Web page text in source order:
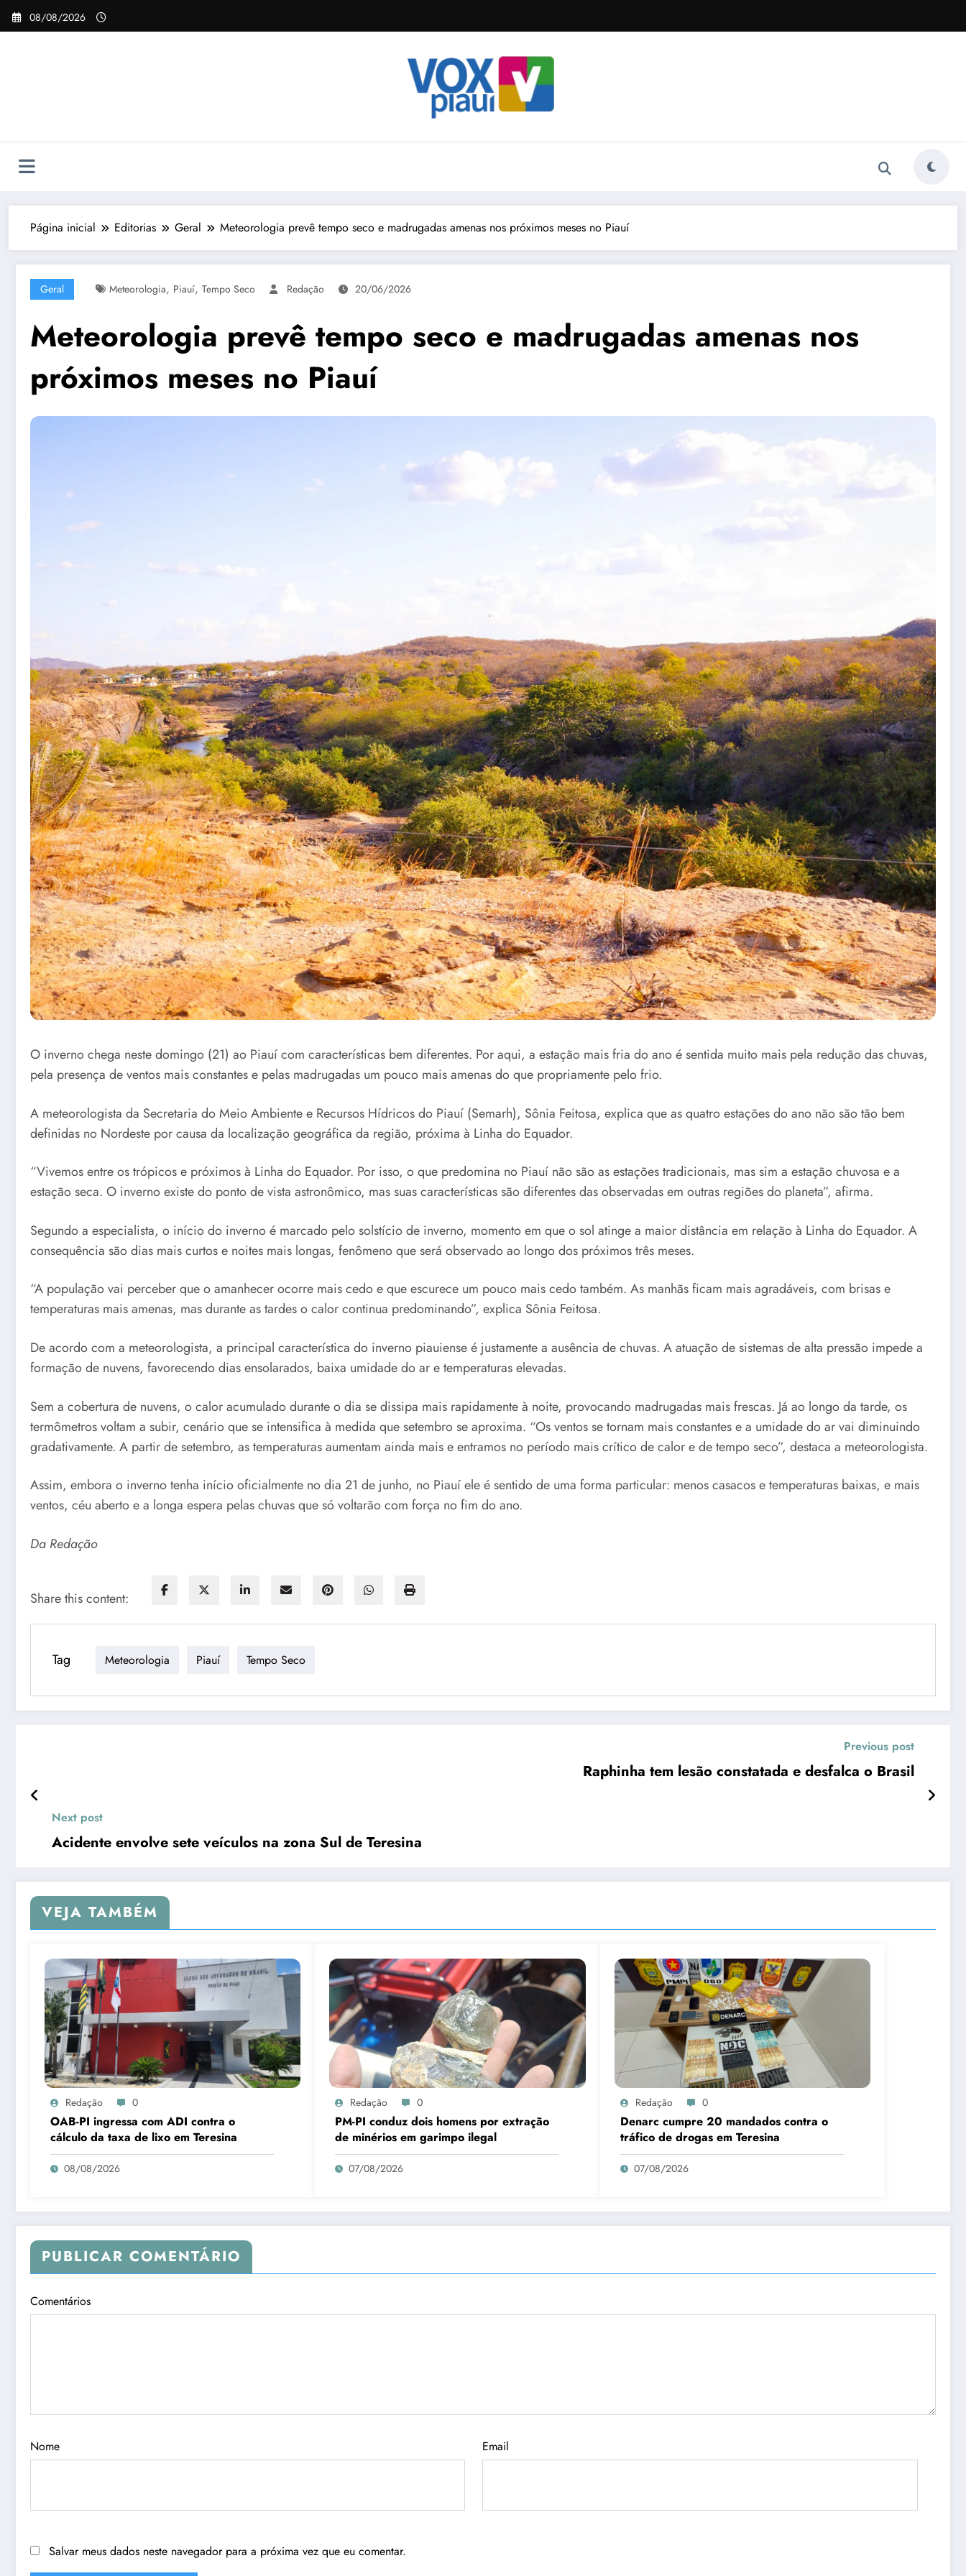
Pular
para
08/08/2026
Página inicial Editorias Geral Meteorologia prevê tempo seco e madrugadas amenas nos próximos meses no Piauí
Geral Meteorologia, Piauí, Tempo Seco Redação 20/06/2026
Meteorologia prevê tempo seco e madrugadas amenas nos
próximos meses no Piauí
O inverno chega neste domingo (21) ao Piauí com características bem diferentes. Por aqui, a estação mais fria do ano é sentida muito mais pela redução das chuvas,
pela presença de ventos mais constantes e pelas madrugadas um pouco mais amenas do que propriamente pelo frio.
A meteorologista da Secretaria do Meio Ambiente e Recursos Hídricos do Piauí (Semarh), Sônia Feitosa, explica que as quatro estações do ano não são tão bem
definidas no Nordeste por causa da localização geográfica da região, próxima à Linha do Equador.
“Vivemos entre os trópicos e próximos à Linha do Equador. Por isso, o que predomina no Piauí não são as estações tradicionais, mas sim a estação chuvosa e a
estação seca. O inverno existe do ponto de vista astronômico, mas suas características são diferentes das observadas em outras regiões do planeta”, afirma.
Segundo a especialista, o início do inverno é marcado pelo solstício de inverno, momento em que o sol atinge a maior distância em relação à Linha do Equador. A
consequência são dias mais curtos e noites mais longas, fenômeno que será observado ao longo dos próximos três meses.
“A população vai perceber que o amanhecer ocorre mais cedo e que escurece um pouco mais cedo também. As manhãs ficam mais agradáveis, com brisas e
temperaturas mais amenas, mas durante as tardes o calor continua predominando”, explica Sônia Feitosa.
De acordo com a meteorologista, a principal característica do inverno piauiense é justamente a ausência de chuvas. A atuação de sistemas de alta pressão impede a
formação de nuvens, favorecendo dias ensolarados, baixa umidade do ar e temperaturas elevadas.
Sem a cobertura de nuvens, o calor acumulado durante o dia se dissipa mais rapidamente à noite, provocando madrugadas mais frescas. Já ao longo da tarde, os
termômetros voltam a subir, cenário que se intensifica à medida que setembro se aproxima. “Os ventos se tornam mais constantes e a umidade do ar vai diminuindo
gradativamente. A partir de setembro, as temperaturas aumentam ainda mais e entramos no período mais crítico de calor e de tempo seco”, destaca a meteorologista.
Assim, embora o inverno tenha início oficialmente no dia 21 de junho, no Piauí ele é sentido de uma forma particular: menos casacos e temperaturas baixas, e mais
ventos, céu aberto e a longa espera pelas chuvas que só voltarão com força no fim do ano.
Da Redação
Share this content:
Tag Meteorologia Piauí Tempo Seco
Previous post
Raphinha tem lesão constatada e desfalca o Brasil
Next post
Acidente envolve sete veículos na zona Sul de Teresina
VEJA TAMBÉM
Redação 0
OAB-PI ingressa com ADI contra o
cálculo da taxa de lixo em Teresina
08/08/2026
Redação 0
PM-PI conduz dois homens por extração
de minérios em garimpo ilegal
07/08/2026
Redação 0
Denarc cumpre 20 mandados contra o
tráfico de drogas em Teresina
07/08/2026
PUBLICAR COMENTÁRIO
Comentários
Nome Email
Salvar meus dados neste navegador para a próxima vez que eu comentar.